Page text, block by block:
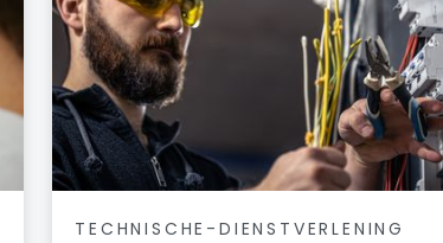
TECHNISCHE-DIENSTVERLENING